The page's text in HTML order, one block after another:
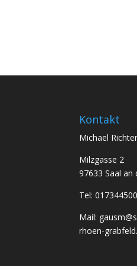
Kontakt
Michael Richter
Milzgasse 2
97633 Saal an
Tel:
Mail:
rhoen-